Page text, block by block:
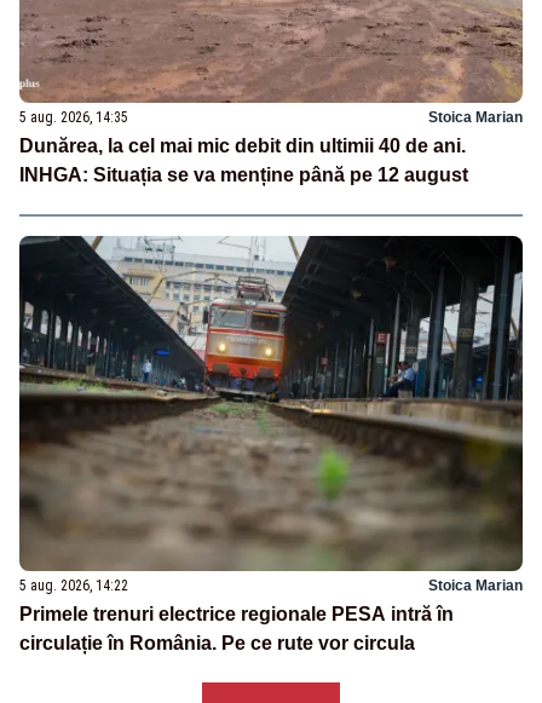
5 aug. 2026, 14:35 Stoica Marian
Dunărea, la cel mai mic debit din ultimii 40 de ani.
INHGA: Situația se va menține până pe 12 august
5 aug. 2026, 14:22 Stoica Marian
Primele trenuri electrice regionale PESA intră în
circulație în România. Pe ce rute vor circula